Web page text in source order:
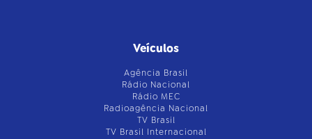
Veículos
Agência Brasil
Rádio Nacional
Rádio MEC
Radioagência Nacional
TV Brasil
TV Brasil Internacional